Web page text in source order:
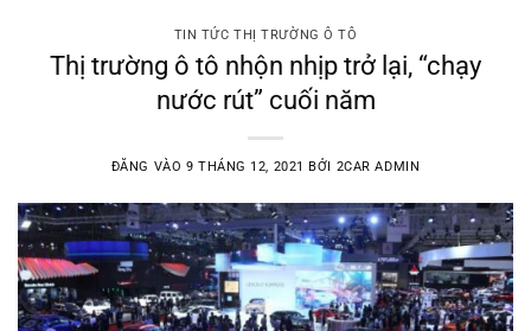
TIN TỨC THỊ TRƯỜNG Ô TÔ
Thị trường ô tô nhộn nhịp trở lại, “chạy
nước rút” cuối năm
ĐĂNG VÀO 9 THÁNG 12, 2021 BỞI 2CAR ADMIN